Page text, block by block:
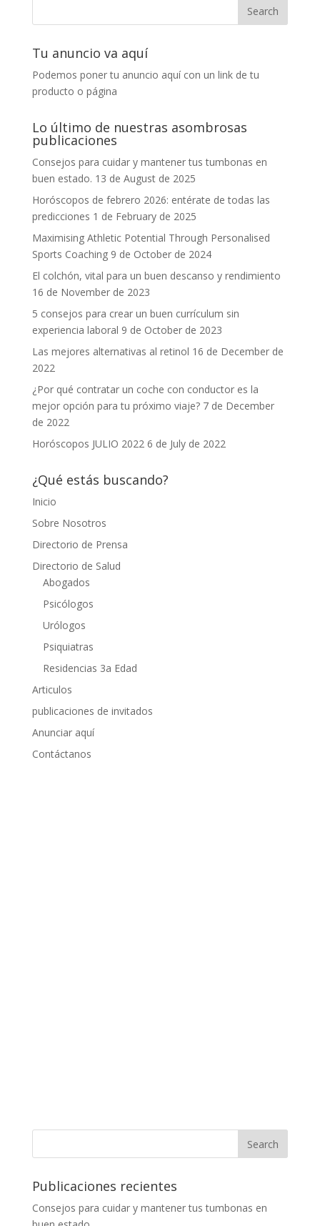
Tu anuncio va aquí
Podemos poner tu anuncio aquí con un link de tu
producto o página
Lo último de nuestras asombrosas
publicaciones
Consejos para cuidar y mantener tus tumbonas en
buen estado. 13 de August de 2025
Horóscopos de febrero 2026: entérate de todas las
predicciones 1 de February de 2025
Maximising Athletic Potential Through Personalised
Sports Coaching 9 de October de 2024
El colchón, vital para un buen descanso y rendimiento
16 de November de 2023
5 consejos para crear un buen currículum sin
experiencia laboral 9 de October de 2023
Las mejores alternativas al retinol 16 de December de
2022
¿Por qué contratar un coche con conductor es la
mejor opción para tu próximo viaje? 7 de December
de 2022
Horóscopos JULIO 2022 6 de July de 2022
¿Qué estás buscando?
Inicio
Sobre Nosotros
Directorio de Prensa
Directorio de Salud
Abogados
Psicólogos
Urólogos
Psiquiatras
Residencias 3a Edad
Articulos
publicaciones de invitados
Anunciar aquí
Contáctanos
Publicaciones recientes
Consejos para cuidar y mantener tus tumbonas en